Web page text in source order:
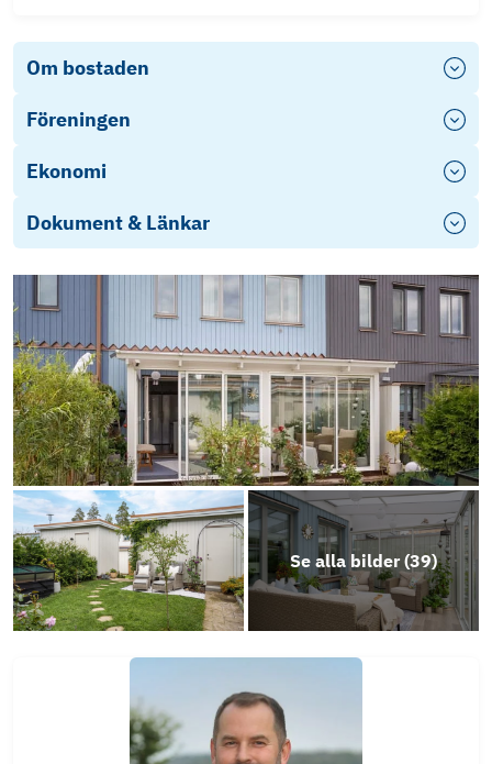
Om bostaden
Föreningen
Ekonomi
Dokument & Länkar
Energideklaration Jägarbacken 50A-50D
StadgarBrf Marielundsviken i Mariefred
Brf Marielundsviken i Mariefred, 769636-
Energideklaration Jägarbacken 52
2025 Årsredovisning Brf Marielundsviken
Se alla bilder (39)